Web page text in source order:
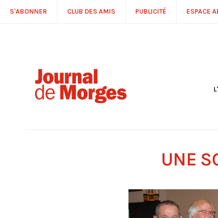
S'ABONNER CLUB DES AMIS PUBLICITÉ ESPACE
UNE